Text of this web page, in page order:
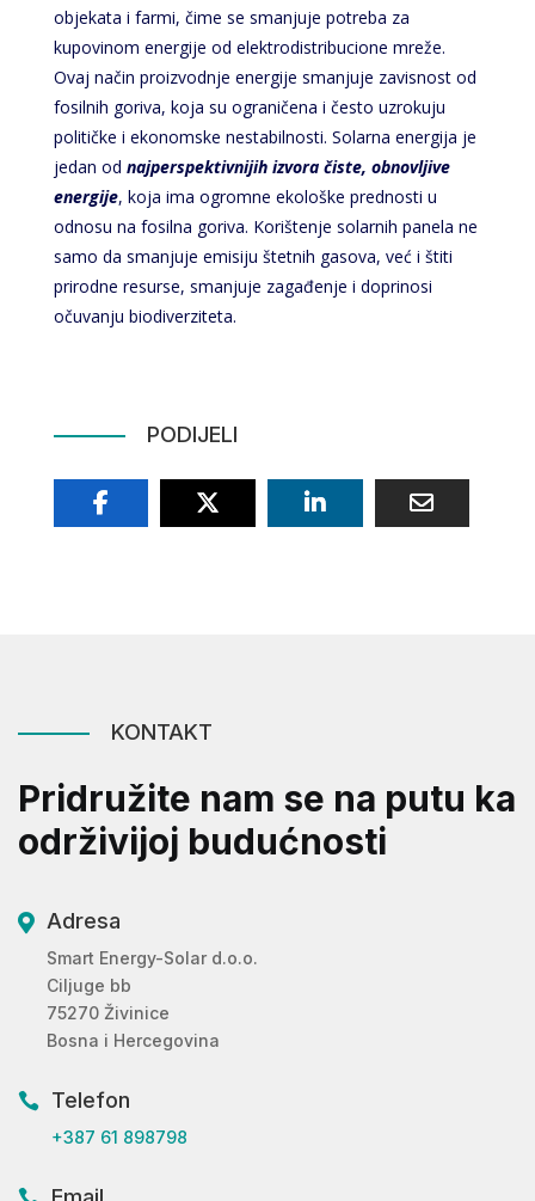
objekata i farmi, čime se smanjuje potreba za
kupovinom energije od elektrodistribucione mreže.
Ovaj način proizvodnje energije smanjuje zavisnost od
fosilnih goriva, koja su ograničena i često uzrokuju
političke i ekonomske nestabilnosti. Solarna energija je
jedan od najperspektivnijih izvora čiste, obnovljive
energije, koja ima ogromne ekološke prednosti u
odnosu na fosilna goriva. Korištenje solarnih panela ne
samo da smanjuje emisiju štetnih gasova, već i štiti
prirodne resurse, smanjuje zagađenje i doprinosi
očuvanju biodiverziteta.
PODIJELI
KONTAKT
Pridružite nam se na putu ka
održivijoj budućnosti
 Adresa
Smart Energy-Solar d.o.o.
Ciljuge bb
75270 Živinice
Bosna i Hercegovina
 Telefon
+387 61 898798